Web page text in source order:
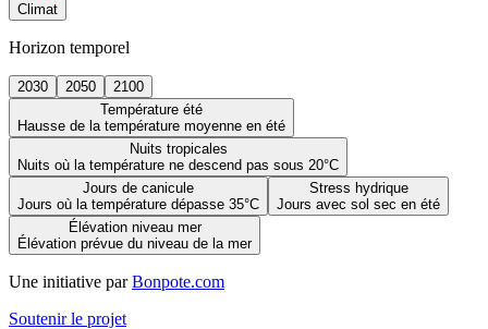
Climat
Horizon temporel
2030 2050
2100
Température été
Hausse de la température moyenne en été
Nuits tropicales
Nuits où la température ne descend pas sous 20°C
Jours de canicule
Jours où la température dépasse 35°C
Stress hydrique
Jours avec sol sec en été
Élévation niveau mer
Élévation prévue du niveau de la mer
Une initiative par Bonpote.com
Soutenir le projet